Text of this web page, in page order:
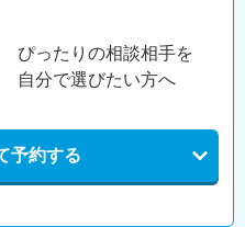
ぴったりの相談相手を
自分で選びたい方へ
予約する